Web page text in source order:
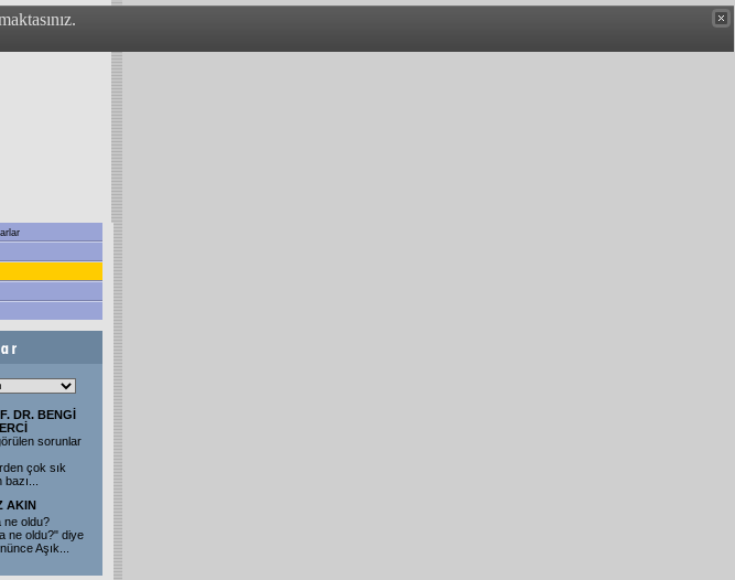
DR. BENGİ
sorunlar
çok sık
bazı
AKIN
ne oldu?
ne oldu?" diye
Aşık